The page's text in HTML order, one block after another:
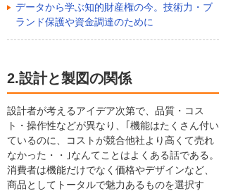
データから学ぶ知的財産権の今。技術力・ブ
ランド保護や資金調達のために
2.設計と製図の関係
設計者が考えるアイデア次第で、品質・コス
ト・操作性などが異なり、｢機能はたくさん付い
ているのに、コストが競合他社より高くて売れ
なかった・・｣なんてことはよくある話である。
消費者は機能だけでなく価格やデザインなど、
商品としてトータルで魅力あるものを選択す